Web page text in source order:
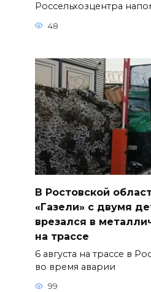
Россельхозцентра
48
В Ростовской
«Газели» с двумя
врезался в
на трассе
6 августа на трассе в
во время аварии
99